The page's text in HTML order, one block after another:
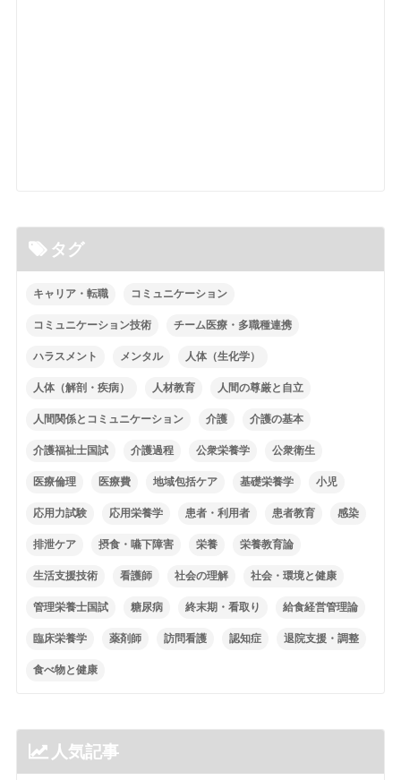
タグ
キャリア・転職 コミュニケーション
コミュニケーション技術 チーム医療・多職種連携
ハラスメント メンタル 人体（生化学）
人体（解剖・疾病） 人材教育 人間の尊厳と自立
人間関係とコミュニケーション 介護 介護の基本
介護福祉士国試 介護過程 公衆栄養学 公衆衛生
医療倫理 医療費 地域包括ケア 基礎栄養学 小児
応用力試験 応用栄養学 患者・利用者 患者教育 感染
排泄ケア 摂食・嚥下障害 栄養 栄養教育論
生活支援技術 看護師 社会の理解 社会・環境と健康
管理栄養士国試 糖尿病 終末期・看取り 給食経営管理論
臨床栄養学 薬剤師 訪問看護 認知症 退院支援・調整
食べ物と健康
人気記事